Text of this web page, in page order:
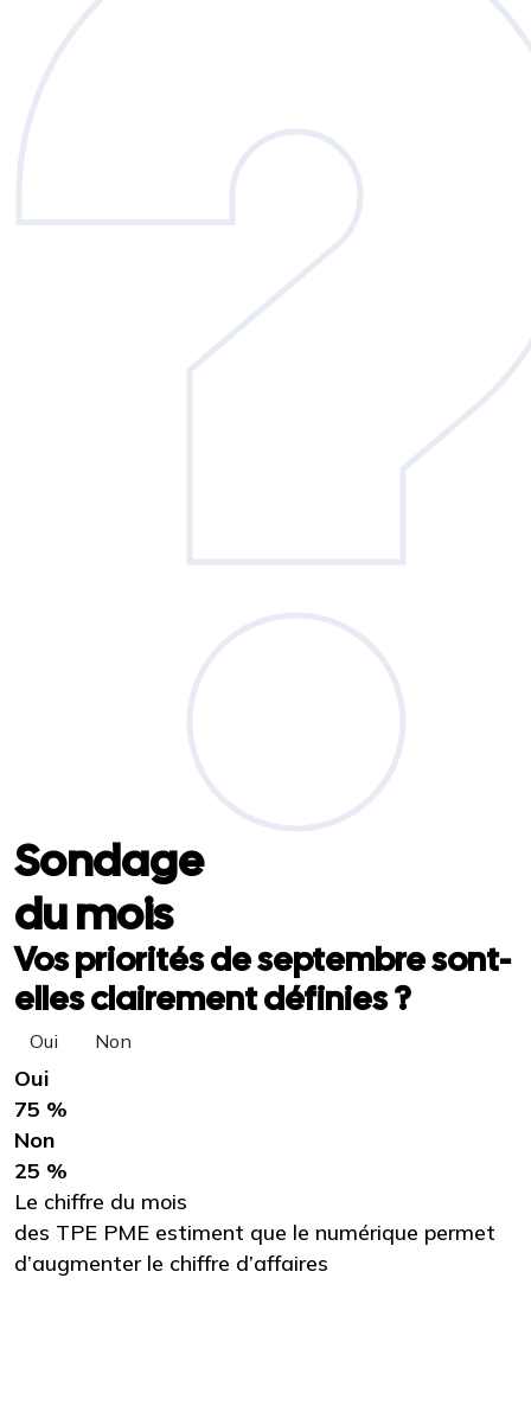
Sondage
du mois
Vos priorités de septembre sont-
elles clairement définies ?
Oui Non
Oui
75 %
Non
25 %
Le chiffre du mois
des TPE PME estiment que le numérique permet
d’augmenter le chiffre d’affaires